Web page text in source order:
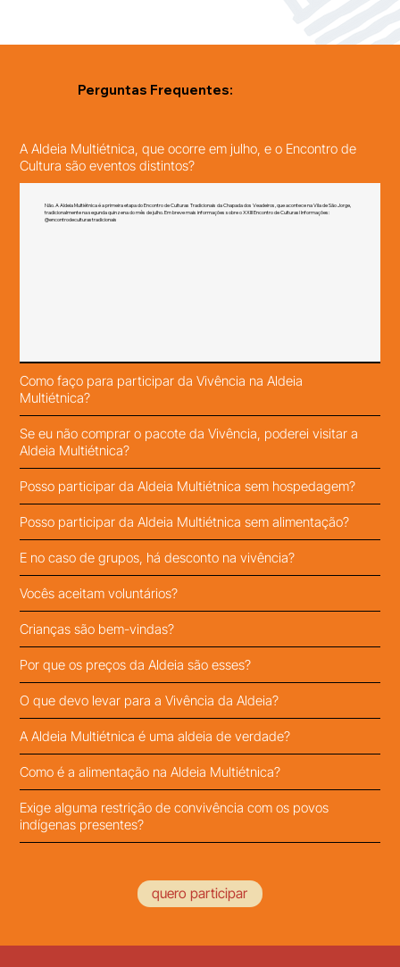
Perguntas Frequentes:
A Aldeia Multiétnica, que ocorre em julho, e o Encontro de
Cultura são eventos distintos?
Não. A Aldeia Multiétnica é a primeira etapa do Encontro de Culturas Tradicionais da Chapada dos Veadeiros, que acontece na Vila de São Jorge,
tradicionalmente na segunda quinzena do mês de julho. Em breve mais informações sobre o XXIII Encontro de Culturas! Informações:
@encontrodeculturastradicionais
Como faço para participar da Vivência na Aldeia
Multiétnica?
Se eu não comprar o pacote da Vivência, poderei visitar a
Aldeia Multiétnica?
Posso participar da Aldeia Multiétnica sem hospedagem?
Posso participar da Aldeia Multiétnica sem alimentação?
E no caso de grupos, há desconto na vivência?
Vocês aceitam voluntários?
Crianças são bem-vindas?
Por que os preços da Aldeia são esses?
O que devo levar para a Vivência da Aldeia?
A Aldeia Multiétnica é uma aldeia de verdade?
Como é a alimentação na Aldeia Multiétnica?
Exige alguma restrição de convivência com os povos
indígenas presentes?
quero participar